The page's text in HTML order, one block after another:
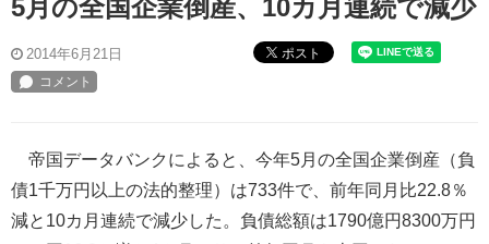
5月の全国企業倒産、10カ月連続で減少
2014年6月21日 ポスト
帝国データバンクによると、今年5月の全国企業倒産（負
債1千万円以上の法的整理）は733件で、前年同月比22.8％
減と10カ月連続で減少した。負債総額は1790億円8300万円